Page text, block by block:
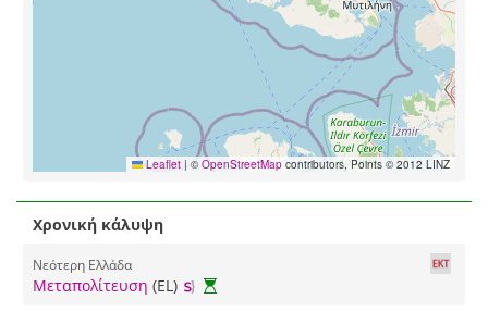
Leaflet | © OpenStreetMap contributors, Points © 2012 LINZ
Χρονική κάλυψη
Νεότερη Ελλάδα
Μεταπολίτευση (EL)